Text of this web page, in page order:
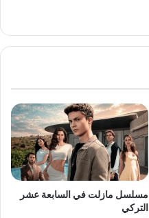
مسلسل مازلت في السابعة عشر
التركي